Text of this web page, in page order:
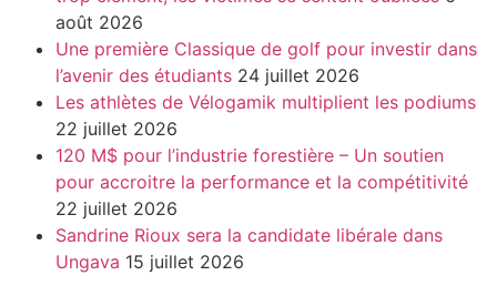
août 2026
Une première Classique de golf pour investir dans
l’avenir des étudiants 24 juillet 2026
Les athlètes de Vélogamik multiplient les podiums
22 juillet 2026
120 M$ pour l’industrie forestière – Un soutien
pour accroitre la performance et la compétitivité
22 juillet 2026
Sandrine Rioux sera la candidate libérale dans
Ungava 15 juillet 2026